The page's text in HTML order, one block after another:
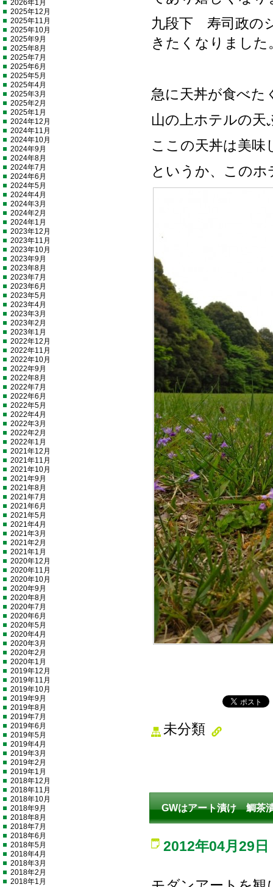
九段下 寿司政の
きたくなりました
急に天丼が食べた
山の上ホテルの天
ここの天丼は美味
というか、この
未分類
GWはアート漬け 鯛茶
2012年04月29日
2026年1月
2025年12月
2025年11月
2025年10月
2025年9月
2025年8月
2025年7月
2025年6月
2025年5月
2025年4月
2025年3月
2025年2月
2025年1月
2024年12月
2024年11月
2024年10月
2024年9月
2024年8月
2024年7月
2024年6月
2024年5月
2024年4月
2024年3月
2024年2月
2024年1月
2023年12月
2023年11月
2023年10月
2023年9月
2023年8月
2023年7月
2023年6月
2023年5月
2023年4月
2023年3月
2023年2月
2023年1月
2022年12月
2022年11月
2022年10月
2022年9月
2022年8月
2022年7月
2022年6月
2022年5月
2022年4月
2022年3月
2022年2月
2022年1月
2021年12月
2021年11月
2021年10月
2021年9月
2021年8月
2021年7月
2021年6月
2021年5月
2021年4月
2021年3月
2021年2月
2021年1月
2020年12月
2020年11月
2020年10月
2020年9月
2020年8月
2020年7月
2020年6月
2020年5月
2020年4月
2020年3月
2020年2月
2020年1月
2019年12月
2019年11月
2019年10月
2019年9月
2019年8月
2019年7月
2019年6月
2019年5月
2019年4月
2019年3月
2019年2月
2019年1月
2018年12月
2018年11月
2018年10月
2018年9月
2018年8月
2018年7月
2018年6月
2018年5月
2018年4月
2018年3月
2018年2月
2018年1月